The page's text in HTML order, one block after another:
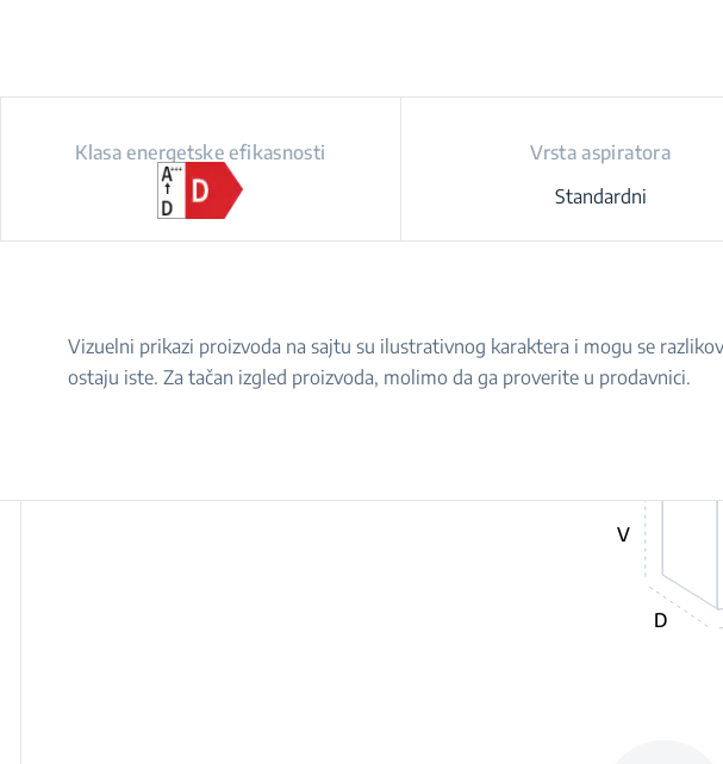
Klasa energetske efikasnosti
Vrsta aspiratora
Standardni
Vizuelni prikazi proizvoda na sajtu su ilustrativnog karaktera i mogu se
ostaju iste. Za tačan izgled proizvoda, molimo da ga proverite u prodavnici.
V
D